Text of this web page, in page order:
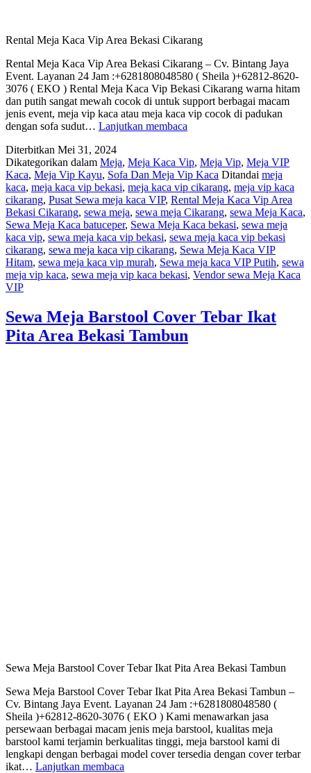
Rental Meja Kaca Vip Area Bekasi Cikarang
Rental Meja Kaca Vip Area Bekasi Cikarang – Cv. Bintang Jaya
Event. Layanan 24 Jam :+6281808048580 ( Sheila )+62812-8620-
3076 ( EKO ) Rental Meja Kaca Vip Bekasi Cikarang warna hitam
dan putih sangat mewah cocok di untuk support berbagai macam
jenis event, meja vip kaca atau meja kaca vip cocok di padukan
dengan sofa sudut… Lanjutkan membaca
Vip
Area
Bekasi
Cikarang
Diterbitkan Mei 31, 2024
Dikategorikan dalam Meja, Meja Kaca Vip, Meja Vip, Meja VIP
Kaca, Meja Vip Kayu, Sofa Dan Meja Vip Kaca Ditandai meja
kaca, meja kaca vip bekasi, meja kaca vip cikarang, meja vip kaca
cikarang, Pusat Sewa meja kaca VIP, Rental Meja Kaca Vip Area
Bekasi Cikarang, sewa meja, sewa meja Cikarang, sewa Meja Kaca,
Sewa Meja Kaca batuceper, Sewa Meja Kaca bekasi, sewa meja
kaca vip, sewa meja kaca vip bekasi, sewa meja kaca vip bekasi
cikarang, sewa meja kaca vip cikarang, Sewa Meja Kaca VIP
Hitam, sewa meja kaca vip murah, Sewa meja kaca VIP Putih, sewa
meja vip kaca, sewa meja vip kaca bekasi, Vendor sewa Meja Kaca
VIP
Sewa Meja Barstool Cover Tebar Ikat
Pita Area Bekasi Tambun
Sewa Meja Barstool Cover Tebar Ikat Pita Area Bekasi Tambun
Sewa Meja Barstool Cover Tebar Ikat Pita Area Bekasi Tambun –
Cv. Bintang Jaya Event. Layanan 24 Jam :+6281808048580 (
Sheila )+62812-8620-3076 ( EKO ) Kami menawarkan jasa
persewaan berbagai macam jenis meja barstool, kualitas meja
barstool kami terjamin berkualitas tinggi, meja barstool kami di
lengkapi dengan berbagai model cover tersedia dengan cover terbar
ikat… Lanjutkan membaca